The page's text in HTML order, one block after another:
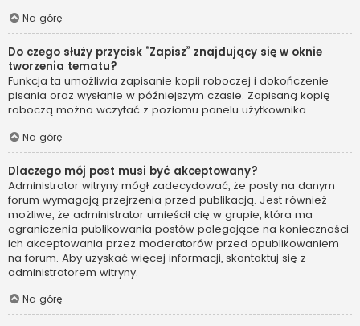
Na górę
Do czego służy przycisk “Zapisz” znajdujący się w oknie
tworzenia tematu?
Funkcja ta umożliwia zapisanie kopii roboczej i dokończenie
pisania oraz wysłanie w późniejszym czasie. Zapisaną kopię
roboczą można wczytać z poziomu panelu użytkownika.
Na górę
Dlaczego mój post musi być akceptowany?
Administrator witryny mógł zadecydować, że posty na danym
forum wymagają przejrzenia przed publikacją. Jest również
możliwe, że administrator umieścił cię w grupie, która ma
ograniczenia publikowania postów polegające na konieczności
ich akceptowania przez moderatorów przed opublikowaniem
na forum. Aby uzyskać więcej informacji, skontaktuj się z
administratorem witryny.
Na górę